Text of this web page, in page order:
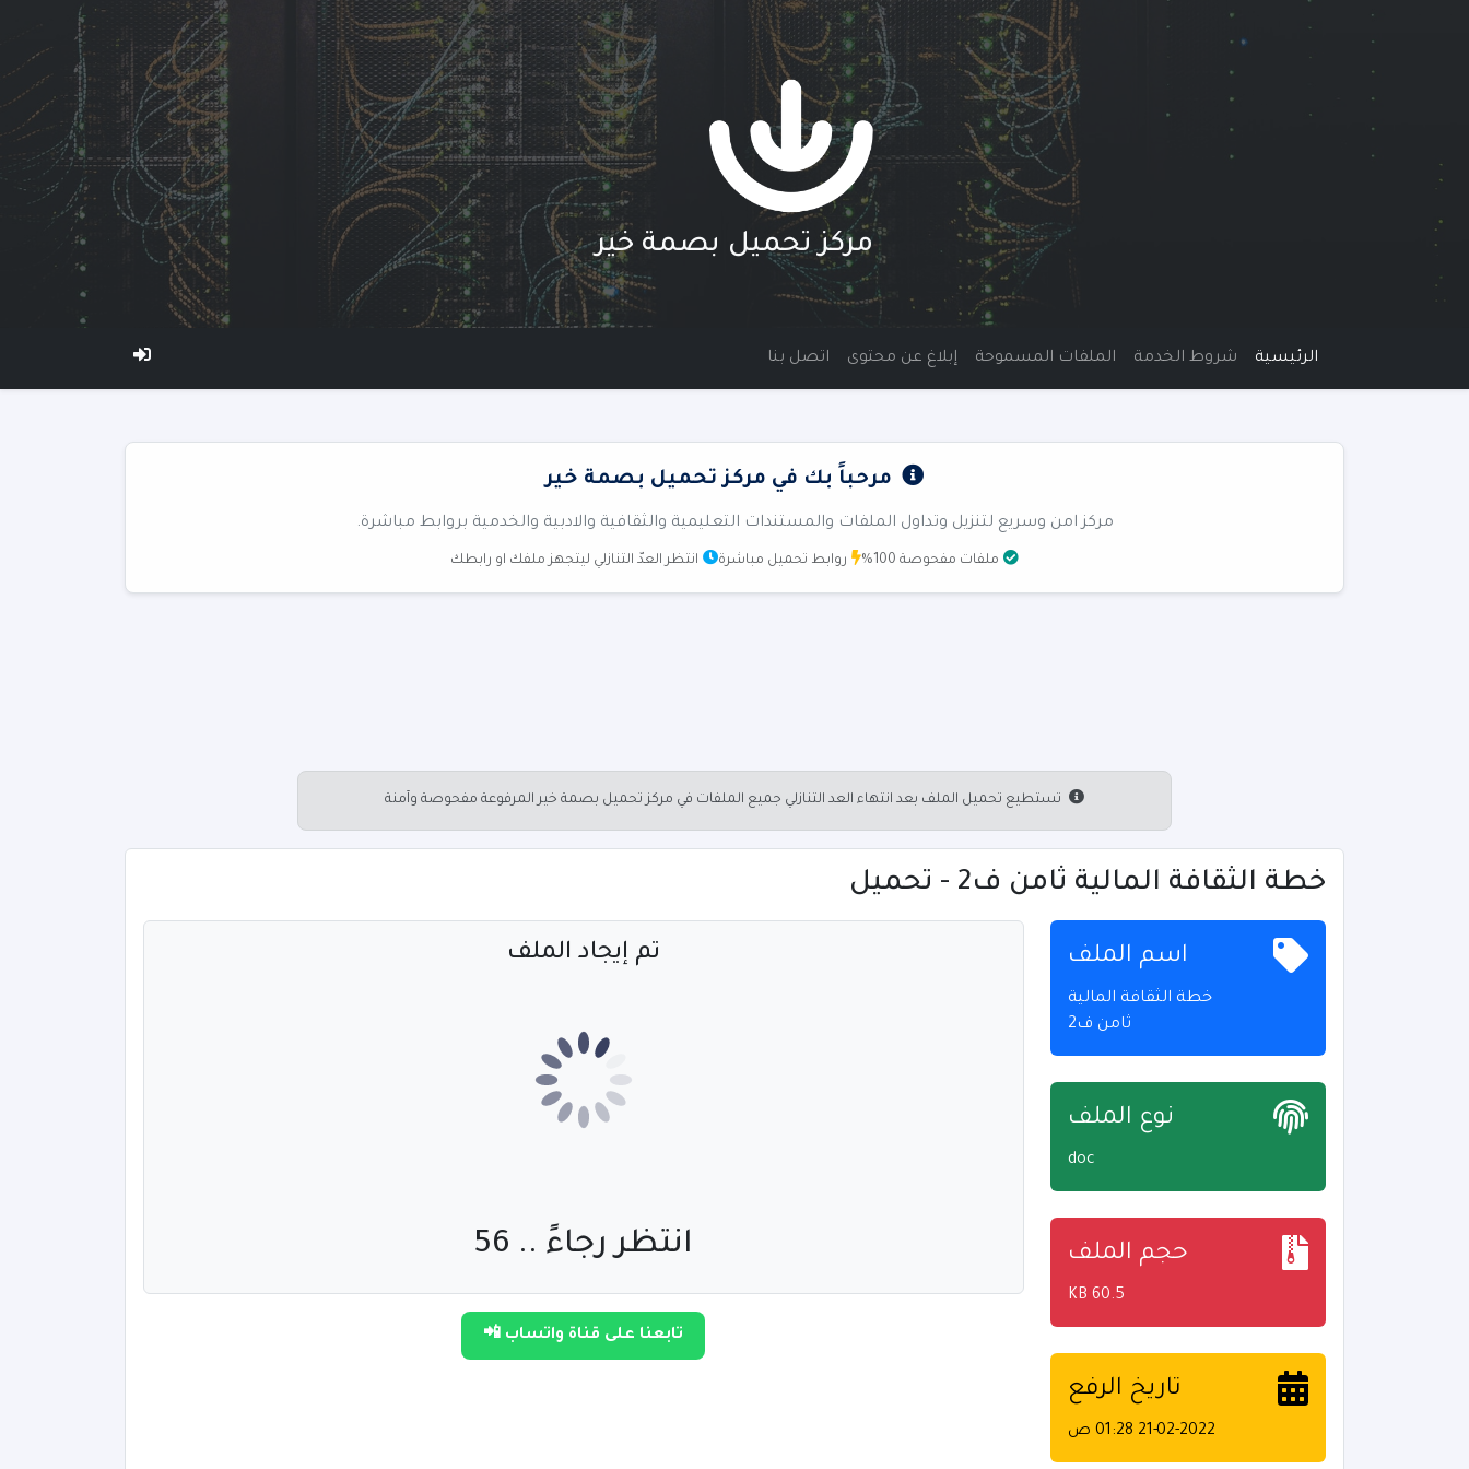
مركز تحميل بصمة خير
الرئيسية شروط الخدمة الملفات المسموحة إبلاغ عن محتوى اتصل بنا
مرحباً بك في مركز تحميل بصمة خير
مركز امن وسريع لتنزيل وتداول الملفات والمستندات التعليمية والثقافية والادبية والخدمية بروابط مباشرة.
ملفات مفحوصة 100% روابط تحميل مباشرة انتظر العدّ التنازلي ليتجهز ملفك او رابطك
تستطيع تحميل الملف بعد انتهاء العد التنازلي جميع الملفات في مركز تحميل بصمة خير المرفوعة مفحوصة وآمنة
خطة الثقافة المالية ثامن ف2 - تحميل
اسم الملف
خطة الثقافة المالية
ثامن ف2
نوع الملف
doc
حجم الملف
60.5 KB
تاريخ الرفع
21-02-2022 01:28 ص
تم إيجاد الملف
انتظر رجاءً .. 55
تابعنا على قناة واتساب 📲